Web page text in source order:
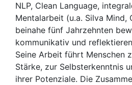
NLP, Clean Language,
Mentalarbeit (u.a. Silva Mind,
beinahe fünf Jahrzehnten
kommunikativ und
Seine Arbeit führt Menschen
Stärke, zur Selbsterkenntnis
ihrer Potenziale. Die